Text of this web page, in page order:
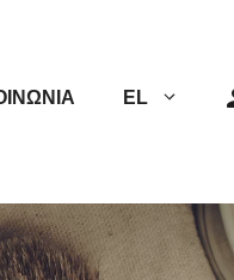
GEM
Άλλες
EL